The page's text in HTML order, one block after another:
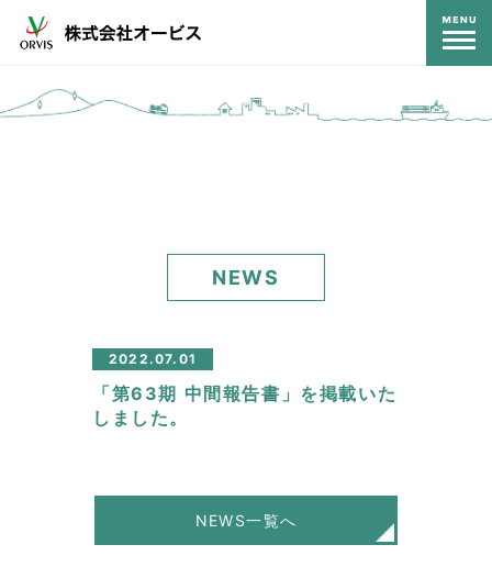
NEWS
2022.07.01
「第63期 中間報告書」を掲載いた
しました。
NEWS一覧へ